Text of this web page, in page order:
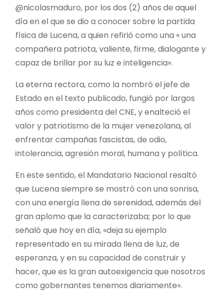
@nicolasmaduro, por los dos (2) años de aquel
día en el que se dio a conocer sobre la partida
física de Lucena, a quien refirió como una « una
compañera patriota, valiente, firme, dialogante y
capaz de brillar por su luz e inteligencia».
La eterna rectora, como la nombró el jefe de
Estado en el texto publicado, fungió por largos
años como presidenta del CNE, y enalteció el
valor y patriotismo de la mujer venezolana, al
enfrentar campañas fascistas, de odio,
intolerancia, agresión moral, humana y política.
En este sentido, el Mandatario Nacional resaltó
que Lucena siempre se mostró con una sonrisa,
con una energía llena de serenidad, además del
gran aplomo que la caracterizaba; por lo que
señaló que hoy en día, «deja su ejemplo
representado en su mirada llena de luz, de
esperanza, y en su capacidad de construir y
hacer, que es la gran autoexigencia que nosotros
como gobernantes tenemos diariamente».